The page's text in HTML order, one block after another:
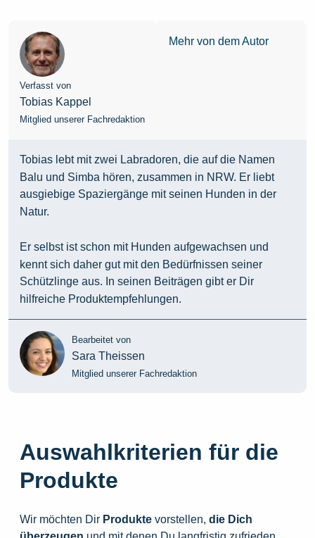
Verfasst von
Tobias Kappel
Mitglied unserer Fachredaktion
Mehr von dem Autor
Tobias lebt mit zwei Labradoren, die auf die Namen
Balu und Simba hören, zusammen in NRW. Er liebt
ausgiebige Spaziergänge mit seinen Hunden in der
Natur.
Er selbst ist schon mit Hunden aufgewachsen und
kennt sich daher gut mit den Bedürfnissen seiner
Schützlinge aus. In seinen Beiträgen gibt er Dir
hilfreiche Produktempfehlungen.
Bearbeitet von
Sara Theissen
Mitglied unserer Fachredaktion
Auswahlkriterien für die
Produkte
Wir möchten Dir Produkte vorstellen, die Dich